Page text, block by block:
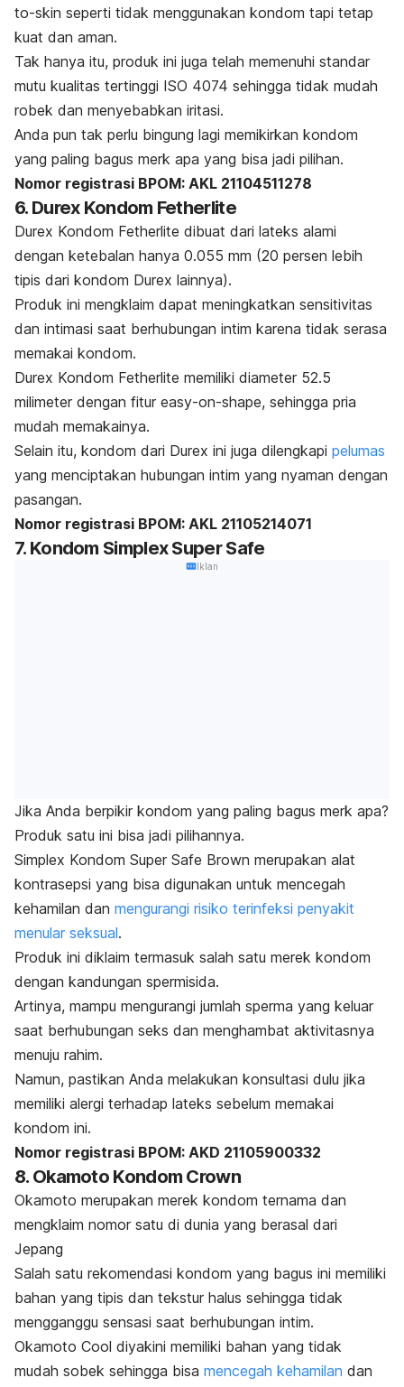
to-skin seperti tidak menggunakan kondom tapi tetap
kuat dan aman.
Tak hanya itu, produk ini juga telah memenuhi standar
mutu kualitas tertinggi ISO 4074 sehingga tidak mudah
robek dan menyebabkan iritasi.
Anda pun tak perlu bingung lagi memikirkan kondom
yang paling bagus merk apa yang bisa jadi pilihan.
Nomor registrasi BPOM: AKL 21104511278
6. Durex Kondom Fetherlite
Durex Kondom Fetherlite dibuat dari lateks alami
dengan ketebalan hanya 0.055 mm (20 persen lebih
tipis dari kondom Durex lainnya).
Produk ini mengklaim dapat meningkatkan sensitivitas
dan intimasi saat berhubungan intim karena tidak serasa
memakai kondom.
Durex Kondom Fetherlite memiliki diameter 52.5
milimeter dengan fitur easy-on-shape, sehingga pria
mudah memakainya.
Selain itu, kondom dari Durex ini juga dilengkapi pelumas
yang menciptakan hubungan intim yang nyaman dengan
pasangan.
Nomor registrasi BPOM: AKL 21105214071
7. Kondom Simplex Super Safe
Iklan
Jika Anda berpikir kondom yang paling bagus merk apa?
Produk satu ini bisa jadi pilihannya.
Simplex Kondom Super Safe Brown merupakan alat
kontrasepsi yang bisa digunakan untuk mencegah
kehamilan dan mengurangi risiko terinfeksi penyakit
menular seksual.
Produk ini diklaim termasuk salah satu merek kondom
dengan kandungan spermisida.
Artinya, mampu mengurangi jumlah sperma yang keluar
saat berhubungan seks dan menghambat aktivitasnya
menuju rahim.
Namun, pastikan Anda melakukan konsultasi dulu jika
memiliki alergi terhadap lateks sebelum memakai
kondom ini.
Nomor registrasi BPOM: AKD 21105900332
8. Okamoto Kondom Crown
Okamoto merupakan merek kondom ternama dan
mengklaim nomor satu di dunia yang berasal dari
Jepang
Salah satu rekomendasi kondom yang bagus ini memiliki
bahan yang tipis dan tekstur halus sehingga tidak
mengganggu sensasi saat berhubungan intim.
Okamoto Cool diyakini memiliki bahan yang tidak
mudah sobek sehingga bisa mencegah kehamilan dan